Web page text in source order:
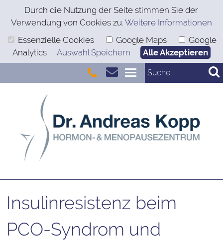
Durch die Nutzung der Seite stimmen Sie der
Verwendung von Cookies zu. Weitere Informationen
Essenzielle Cookies
Google Maps
Google
Analytics
Auswahl Speichern Alle Akzeptieren
Insulinresistenz beim
PCO-Syndrom und